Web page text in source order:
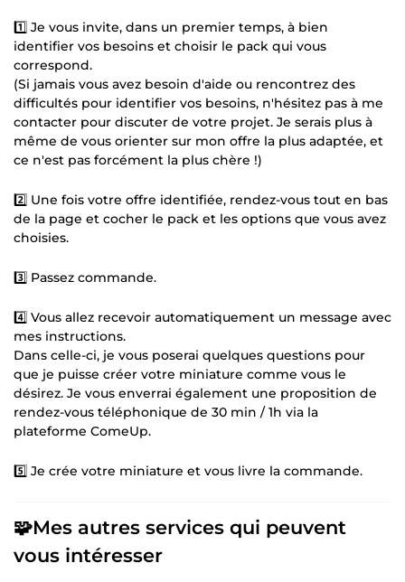
1️⃣ Je vous invite, dans un premier temps, à bien
identifier vos besoins et choisir le pack qui vous
correspond.
(Si jamais vous avez besoin d'aide ou rencontrez des
difficultés pour identifier vos besoins, n'hésitez pas à me
contacter pour discuter de votre projet. Je serais plus à
même de vous orienter sur mon offre la plus adaptée, et
ce n'est pas forcément la plus chère !)
2️⃣ Une fois votre offre identifiée, rendez-vous tout en bas
de la page et cocher le pack et les options que vous avez
choisies.
3️⃣ Passez commande.
4️⃣ Vous allez recevoir automatiquement un message avec
mes instructions.
Dans celle-ci, je vous poserai quelques questions pour
que je puisse créer votre miniature comme vous le
désirez. Je vous enverrai également une proposition de
rendez-vous téléphonique de 30 min / 1h via la
plateforme ComeUp.
5️⃣ Je crée votre miniature et vous livre la commande.
🧩Mes autres services qui peuvent
vous intéresser